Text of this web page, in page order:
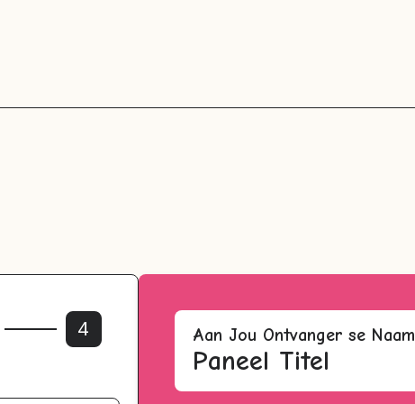
4
Aan Jou Ontvanger se Naam
Paneel Titel